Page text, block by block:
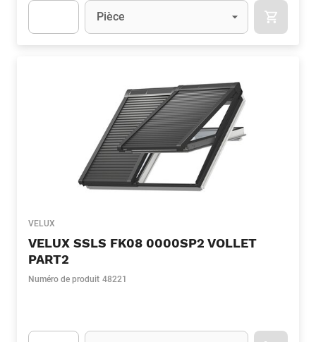
Unité
Pièce
VELUX
VELUX SSLS FK08 0000SP2 VOLLET
PART2
Numéro de produit 48221
Unité